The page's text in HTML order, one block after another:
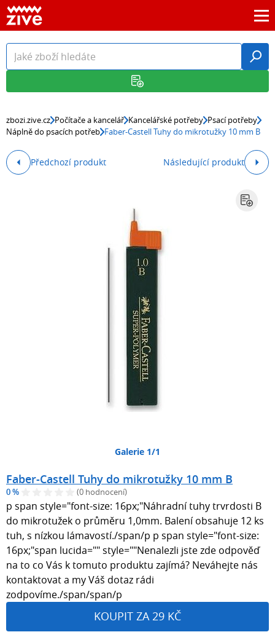
zbozi.zive.cz Počítače a kancelář Kancelářské potřeby Psací potřeby
Náplně do psacích potřeb Faber-Castell Tuhy do mikrotužky 10 mm B
Předchozí produkt Následující produkt
Galerie 1/1
Faber-Castell Tuhy do mikrotužky 10 mm B
0 % (0 hodnocení)
p span style="font-size: 16px;"Náhradní tuhy trvrdosti B
do mikrotužek o průměru 1,0mm. Balení obsahuje 12 ks
tuh, s nízkou lámavostí./span/p p span style="font-size:
16px;"span lucida="" style=""Nenalezli jste zde odpověď
na to co Vás k tomuto produktu zajímá? Neváhejte nás
kontaktovat a my Váš dotaz rádi
zodpovíme./span/span/p
KOUPIT ZA 29 KČ